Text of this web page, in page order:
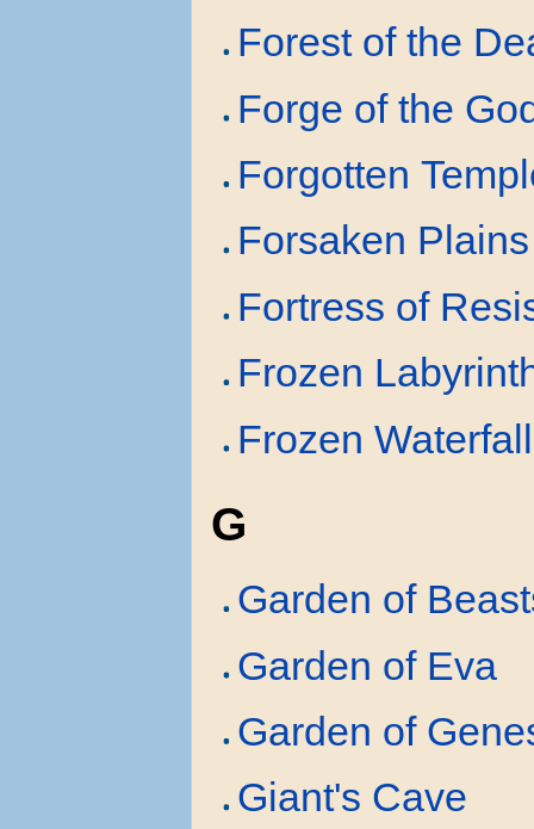
Forest of the
Forge of the
Forgotten
Forsaken Plains
Fortress of
Frozen
Frozen Waterfall
G
Garden of
Garden of Eva
Garden of
Giant's Cave